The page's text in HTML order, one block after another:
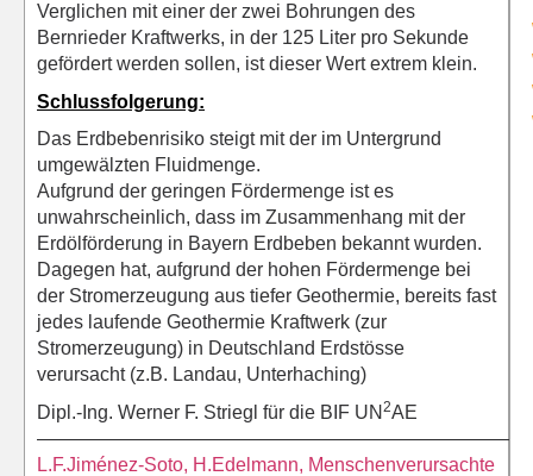
Verglichen mit einer der zwei Bohrungen des
Bernrieder Kraftwerks, in der 125 Liter pro Sekunde
gefördert werden sollen, ist dieser Wert extrem klein.
Schlussfolgerung:
Das Erdbebenrisiko steigt mit der im Untergrund
umgewälzten Fluidmenge.
Aufgrund der geringen Fördermenge ist es
unwahrscheinlich, dass im Zusammenhang mit der
Erdölförderung in Bayern Erdbeben bekannt wurden.
Dagegen hat, aufgrund der hohen Fördermenge bei
der Stromerzeugung aus tiefer Geothermie, bereits fast
jedes laufende Geothermie Kraftwerk (zur
Stromerzeugung) in Deutschland Erdstösse
verursacht (z.B. Landau, Unterhaching)
Dipl.-Ing. Werner F. Striegl für die BIF UN 2AE
——————————————————————————
L.F.Jiménez-Soto, H.Edelmann, Menschenverursachte